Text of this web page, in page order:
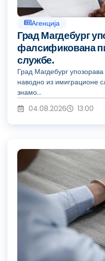
Агенција
Град Магдебург
фалсификована
службе.
Град Магдебург
наводно из имиграционе
знамо...
04.08.2026
13:00